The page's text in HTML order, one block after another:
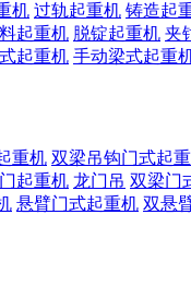
机 过轨起重机 铸造起
起重机 脱锭起重机 夹
起重机 手动梁式起重
重机 双梁吊钩门式起
起重机 龙门吊 双梁门
悬臂门式起重机 双悬